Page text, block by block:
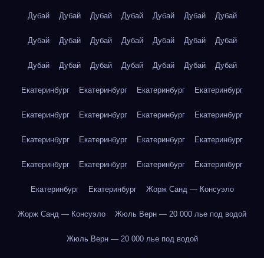
Дубай Дубай Дубай Дубай Дубай Дубай Дубай
Дубай Дубай Дубай Дубай Дубай Дубай Дубай
Дубай Дубай Дубай Дубай Дубай Дубай Дубай
Екатеринбург Екатеринбург Екатеринбург Екатеринбург
Екатеринбург Екатеринбург Екатеринбург Екатеринбург
Екатеринбург Екатеринбург Екатеринбург Екатеринбург
Екатеринбург Екатеринбург Екатеринбург Екатеринбург
Екатеринбург Екатеринбург Жорж Санд — Консуэло
Жорж Санд — Консуэло Жюль Верн — 20 000 лье под водой
Жюль Верн — 20 000 лье под водой